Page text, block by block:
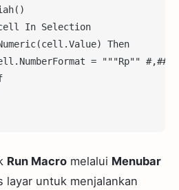
In Selection
Then
= """Rp"" #,##0"
Run Macro melalui Menubar
layar untuk menjalankan